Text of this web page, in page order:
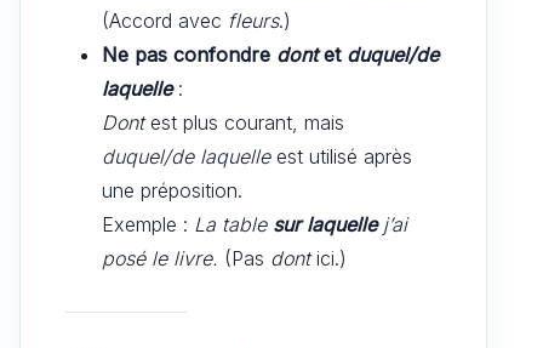
(Accord avec fleurs.)
Ne pas confondre dontet duquel/de
laquelle:
Dontest plus courant, mais
duquel/de laquelleest utilisé après
une préposition.
Exemple : La table sur laquellej’ai
posé le livre. (Pas dontici.)